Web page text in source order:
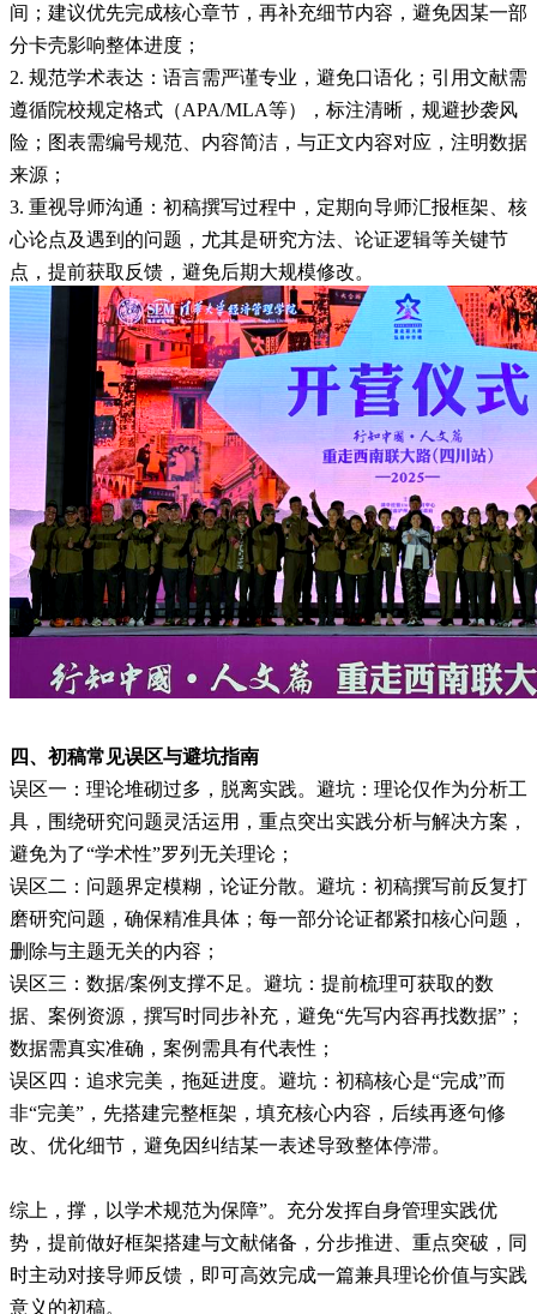
间；建议优先完成核心章节，再补充细节内容，避免因某一部
分卡壳影响整体进度；
2. 规范学术表达：语言需严谨专业，避免口语化；引用文献需
遵循院校规定格式（APA/MLA等），标注清晰，规避抄袭风
险；图表需编号规范、内容简洁，与正文内容对应，注明数据
来源；
3. 重视导师沟通：初稿撰写过程中，定期向导师汇报框架、核
心论点及遇到的问题，尤其是研究方法、论证逻辑等关键节
点，提前获取反馈，避免后期大规模修改。
四、初稿常见误区与避坑指南
误区一：理论堆砌过多，脱离实践。避坑：理论仅作为分析工
具，围绕研究问题灵活运用，重点突出实践分析与解决方案，
避免为了“学术性”罗列无关理论；
误区二：问题界定模糊，论证分散。避坑：初稿撰写前反复打
磨研究问题，确保精准具体；每一部分论证都紧扣核心问题，
删除与主题无关的内容；
误区三：数据/案例支撑不足。避坑：提前梳理可获取的数
据、案例资源，撰写时同步补充，避免“先写内容再找数据”；
数据需真实准确，案例需具有代表性；
误区四：追求完美，拖延进度。避坑：初稿核心是“完成”而
非“完美”，先搭建完整框架，填充核心内容，后续再逐句修
改、优化细节，避免因纠结某一表述导致整体停滞。
综上，撑，以学术规范为保障”。充分发挥自身管理实践优
势，提前做好框架搭建与文献储备，分步推进、重点突破，同
时主动对接导师反馈，即可高效完成一篇兼具理论价值与实践
意义的初稿。